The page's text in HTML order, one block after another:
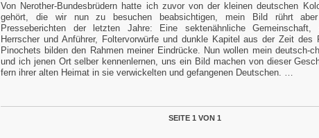
Von Nerother-Bundesbrüdern hatte ich zuvor von der kleinen deutschen
gehört, die wir nun zu besuchen beabsichtigen, mein Bild rührt
Presseberichten der letzten Jahre: Eine sektenähnliche Gemeinschaft,
Herrscher und Anführer, Foltervorwürfe und dunkle Kapitel aus der Zeit des
Pinochets bilden den Rahmen meiner Eindrücke. Nun wollen mein deutsch-
und ich jenen Ort selber kennenlernen, uns ein Bild machen von dieser
fern ihrer alten Heimat in sie verwickelten und gefangenen Deutschen. …
SEITE 1 VON 1